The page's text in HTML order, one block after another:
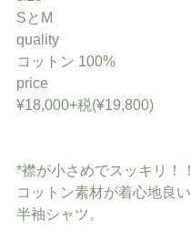
SとM
quality
コットン 100%
price
¥18,000+税(¥19,800)
*襟が小さめでスッキリ！！
コットン素材が着心地良い
半袖シャツ。